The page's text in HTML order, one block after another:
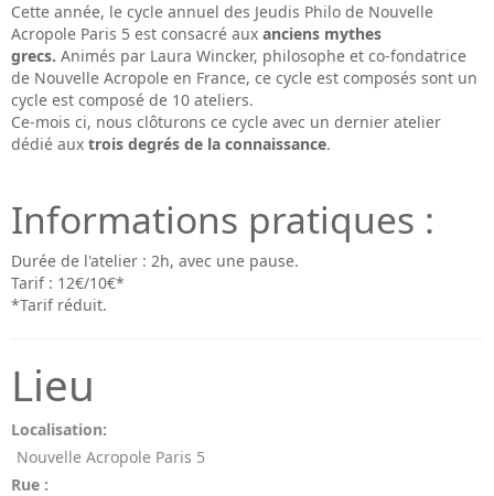
Cette année, le cycle annuel des Jeudis Philo de Nouvelle
Acropole Paris 5 est consacré aux anciens mythes
grecs. Animés par Laura Wincker, philosophe et co-fondatrice
de Nouvelle Acropole en France, ce cycle est composés sont un
cycle est composé de 10 ateliers.
Ce-mois ci, nous clôturons ce cycle avec un dernier atelier
dédié aux trois degrés de la connaissance.
Informations pratiques :
Durée de l'atelier : 2h, avec une pause.
Tarif : 12€/10€*
*Tarif réduit.
Lieu
Localisation:
Nouvelle Acropole Paris 5
Rue :